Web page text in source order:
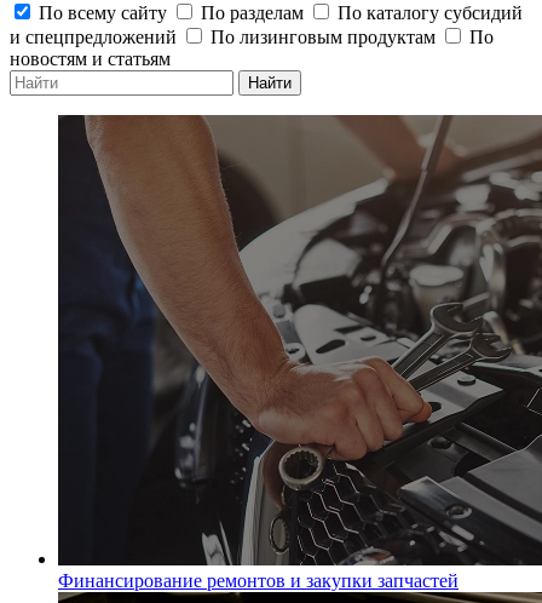
По всему сайту
По разделам
По каталогу субсидий
и спецпредложений
По лизинговым продуктам
По
новостям и статьям
Найти
Финансирование ремонтов и закупки запчастей